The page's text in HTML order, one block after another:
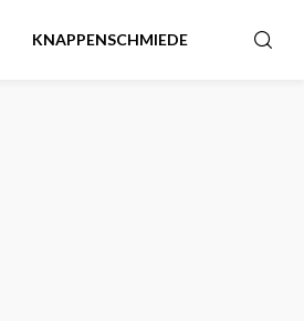
KNAPPENSCHMIEDE